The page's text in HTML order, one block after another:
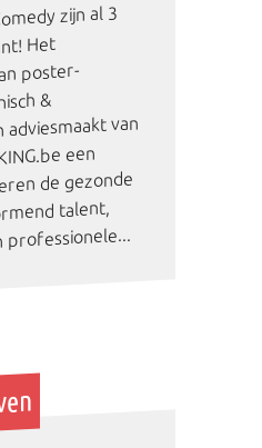
zijn al 3
Het
poster-
&
van
een
de gezonde
talent,